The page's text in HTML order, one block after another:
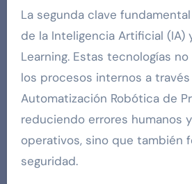
La segunda clave
de la Inteligencia Artificial (IA)
Learning. Estas tecnologías
los procesos internos a
Automatización Robótica de
reduciendo errores humanos
operativos, sino que también
seguridad.